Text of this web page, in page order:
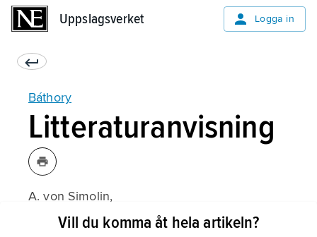
Uppslagsverket Logga in
Báthory
Litteraturanvisning
A. von Simolin,
Stammtafeln des edlen Geschlechtes der
Vill du komma åt hela artikeln?